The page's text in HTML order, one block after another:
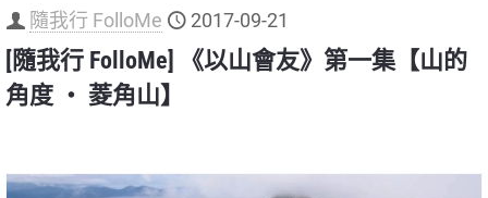
隨我行 FolloMe 2017-09-21
[隨我行 FolloMe] 《以山會友》第一集【山的
角度 ‧ 菱角山】